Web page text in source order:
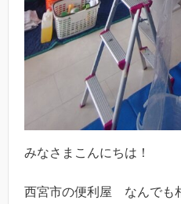
みなさまこんにちは！
西宮市の便利屋 なんで